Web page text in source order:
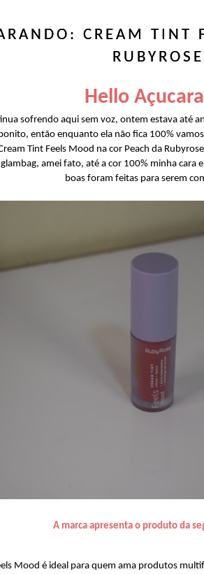
CREAM TINT
Hello
sofrendo aqui sem voz, ontem estava até
então enquanto ela não fica 100%
Tint Feels Mood na cor Peach da
amei fato, até a cor 100% minha cara
boas foram feitas para serem
A marca apresenta o produto da
Mood é ideal para quem ama produtos